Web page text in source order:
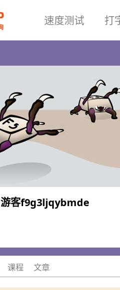
速度测试 打
游客f9g3ljqybmde
课程 文章